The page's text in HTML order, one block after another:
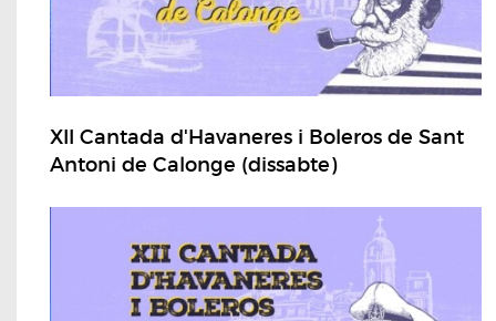
XII Cantada d'Havaneres i Boleros de Sant
Antoni de Calonge (dissabte)